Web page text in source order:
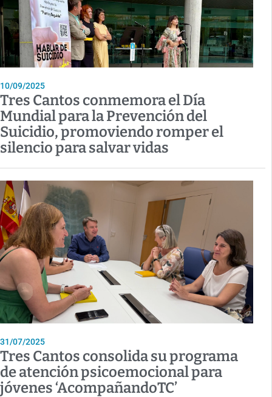
10/09/2025
Tres Cantos conmemora el Día
Mundial para la Prevención del
Suicidio, promoviendo romper el
silencio para salvar vidas
31/07/2025
Tres Cantos consolida su programa
de atención psicoemocional para
jóvenes ‘AcompañandoTC’